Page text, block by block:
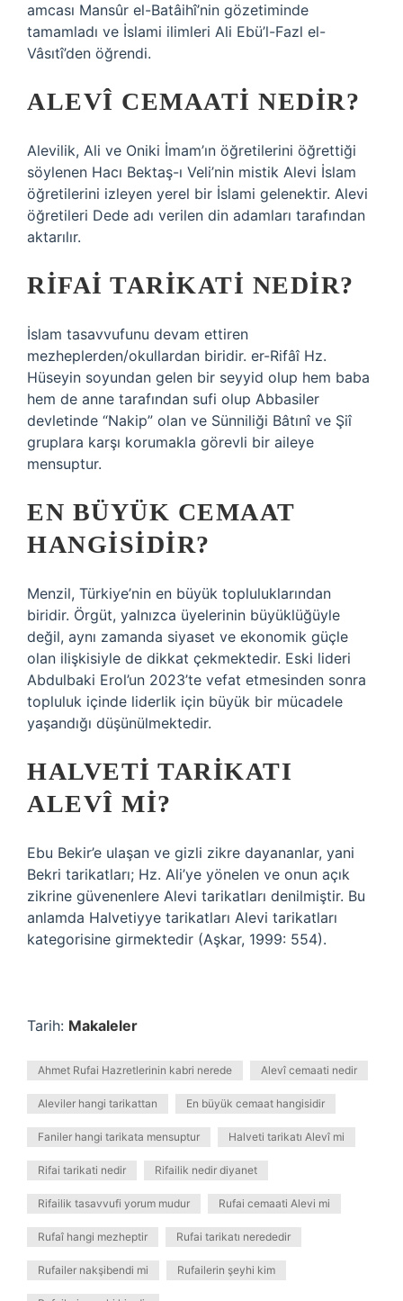
amcası Mansûr el-Batâihî’nin gözetiminde
tamamladı ve İslami ilimleri Ali Ebü’l-Fazl el-
Vâsıtî’den öğrendi.
ALEVÎ CEMAATI NEDIR?
Alevilik, Ali ve Oniki İmam’ın öğretilerini öğrettiği
söylenen Hacı Bektaş-ı Veli’nin mistik Alevi İslam
öğretilerini izleyen yerel bir İslami gelenektir. Alevi
öğretileri Dede adı verilen din adamları tarafından
aktarılır.
RIFAI TARIKATI NEDIR?
İslam tasavvufunu devam ettiren
mezheplerden/okullardan biridir. er-Rifâî Hz.
Hüseyin soyundan gelen bir seyyid olup hem baba
hem de anne tarafından sufi olup Abbasiler
devletinde “Nakip” olan ve Sünniliği Bâtınî ve Şiî
gruplara karşı korumakla görevli bir aileye
mensuptur.
EN BÜYÜK CEMAAT
HANGISIDIR?
Menzil, Türkiye’nin en büyük topluluklarından
biridir. Örgüt, yalnızca üyelerinin büyüklüğüyle
değil, aynı zamanda siyaset ve ekonomik güçle
olan ilişkisiyle de dikkat çekmektedir. Eski lideri
Abdulbaki Erol’un 2023’te vefat etmesinden sonra
topluluk içinde liderlik için büyük bir mücadele
yaşandığı düşünülmektedir.
HALVETI TARIKATI
ALEVÎ MI?
Ebu Bekir’e ulaşan ve gizli zikre dayananlar, yani
Bekri tarikatları; Hz. Ali’ye yönelen ve onun açık
zikrine güvenenlere Alevi tarikatları denilmiştir. Bu
anlamda Halvetiyye tarikatları Alevi tarikatları
kategorisine girmektedir (Aşkar, 1999: 554).
Tarih: Makaleler
Ahmet Rufai Hazretlerinin kabri nerede Alevî cemaati nedir
Aleviler hangi tarikattan En büyük cemaat hangisidir
Faniler hangi tarikata mensuptur Halveti tarikatı Alevî mi
Rifai tarikati nedir Rifailik nedir diyanet
Rifailik tasavvufi yorum mudur Rufai cemaati Alevi mi
Rufaî hangi mezheptir Rufai tarikatı nerededir
Rufailer nakşibendi mi Rufailerin şeyhi kim